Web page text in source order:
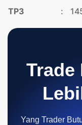
TP3
:
Trade
Yang Trader